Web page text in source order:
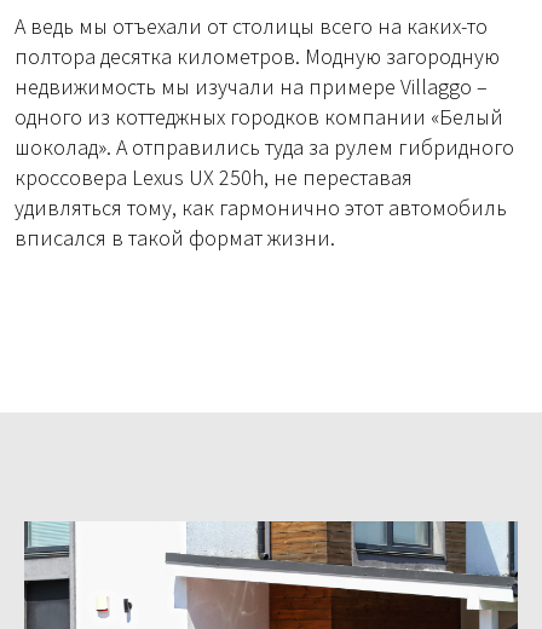
А ведь мы отъехали от столицы всего на каких-то
полтора десятка километров. Модную загородную
недвижимость мы изучали на примере Villaggo –
одного из коттеджных городков компании «Белый
шоколад». А отправились туда за рулем гибридного
кроссовера Lexus UX 250h, не переставая
удивляться тому, как гармонично этот автомобиль
вписался в такой формат жизни.